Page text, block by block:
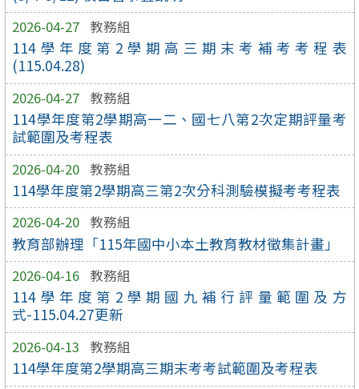
2026-04-27 教務組
114學年度第2學期高三期末考補考考程表
(115.04.28)
2026-04-27 教務組
114學年度第2學期高一二、國七八第2次定期評量考
試範圍及考程表
2026-04-20 教務組
114學年度第2學期高三第2次分科測驗模擬考考程表
2026-04-20 教務組
教育部辦理「115年國中小本土教育教材徵集計畫」
2026-04-16 教務組
114學年度第2學期國九補行評量範圍及方
式-115.04.27更新
2026-04-13 教務組
114學年度第2學期高三期末考考試範圍及考程表